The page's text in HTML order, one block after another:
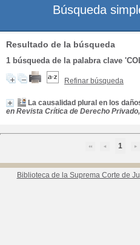
Resultado de la búsqueda
1 búsqueda de la palabra clave
Refinar búsqueda
La causalidad plural en los
en Revista Crítica de Derecho
1
Biblioteca de la Suprema Corte de
Búsqueda